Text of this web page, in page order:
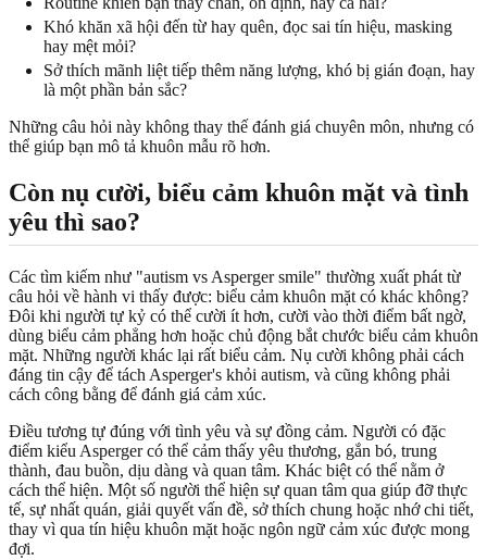
Khó khăn xã hội đến từ hay quên, đọc sai tín hiệu, masking
hay mệt mỏi?
Sở thích mãnh liệt tiếp thêm năng lượng, khó bị gián đoạn, hay
là một phần bản sắc?
Những câu hỏi này không thay thế đánh giá chuyên môn, nhưng có
thể giúp bạn mô tả khuôn mẫu rõ hơn.
Còn nụ cười, biểu cảm khuôn mặt và tình
yêu thì sao?
Các tìm kiếm như "autism vs Asperger smile" thường xuất phát từ
câu hỏi về hành vi thấy được: biểu cảm khuôn mặt có khác không?
Đôi khi người tự kỷ có thể cười ít hơn, cười vào thời điểm bất ngờ,
dùng biểu cảm phẳng hơn hoặc chủ động bắt chước biểu cảm khuôn
mặt. Những người khác lại rất biểu cảm. Nụ cười không phải cách
đáng tin cậy để tách Asperger's khỏi autism, và cũng không phải
cách công bằng để đánh giá cảm xúc.
Điều tương tự đúng với tình yêu và sự đồng cảm. Người có đặc
điểm kiểu Asperger có thể cảm thấy yêu thương, gắn bó, trung
thành, đau buồn, dịu dàng và quan tâm. Khác biệt có thể nằm ở
cách thể hiện. Một số người thể hiện sự quan tâm qua giúp đỡ thực
tế, sự nhất quán, giải quyết vấn đề, sở thích chung hoặc nhớ chi tiết,
thay vì qua tín hiệu khuôn mặt hoặc ngôn ngữ cảm xúc được mong
đợi.